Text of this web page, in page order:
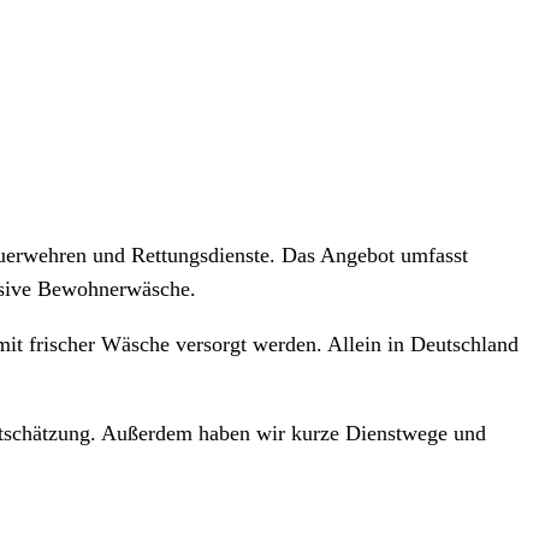
und Rettungsdienste. Das Angebot umfasst
Bewohnerwäsche.
frischer Wäsche versorgt werden. Allein in Deutschland
Außerdem haben wir kurze Dienstwege und